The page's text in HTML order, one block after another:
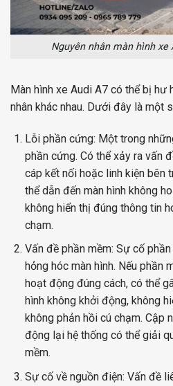
Nguyên nhân màn hình xe
Màn hình xe Audi A7 có thể bị hư
nhân khác nhau. Dưới đây là một
Lỗi phần cứng: Một trong
phần cứng. Có thể xảy ra vấn
cáp kết nối hoặc linh kiện bên
thể dẫn đến màn hình không
không hiển thị đúng thông tin
chạm.
Vấn đề phần mềm: Sự cố
hỏng hóc màn hình. Nếu phần
hoạt động đúng cách, có thể
hình không khởi động, không
không phản hồi cú chạm. Cập
động lại hệ thống có thể giải
mềm.
Sự cố về nguồn điện: Vấn đề